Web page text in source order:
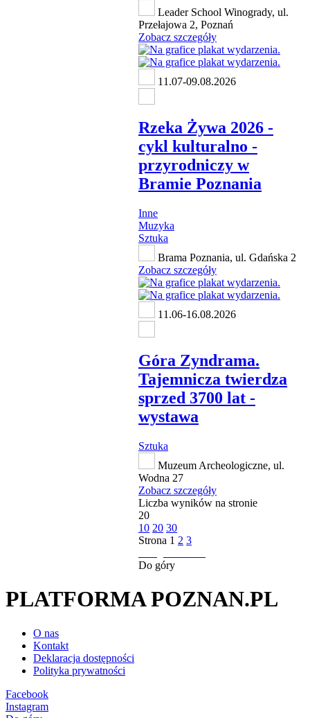
Leader School Winogrady, ul.
Przełajowa 2, Poznań
Zobacz szczegóły
11.07-09.08.2026
Rzeka Żywa 2026 -
cykl kulturalno -
przyrodniczy w
Bramie Poznania
Inne
Muzyka
Sztuka
Brama Poznania, ul. Gdańska 2
Zobacz szczegóły
11.06-16.08.2026
Góra Zyndrama.
Tajemnicza twierdza
sprzed 3700 lat -
wystawa
Sztuka
Muzeum Archeologiczne, ul.
Wodna 27
Zobacz szczegóły
Liczba wyników na stronie
20
10 20 30
Strona 1 2 3
Do góry
PLATFORMA POZNAN.PL
O nas
Kontakt
Deklaracja dostępności
Polityka prywatności
Facebook
Instagram